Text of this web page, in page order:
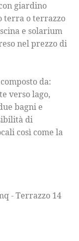
giardino
terra o terrazzo
e solarium
nel prezzo di
da:
verso lago,
bagni e
di
così come la
- Terrazzo 14